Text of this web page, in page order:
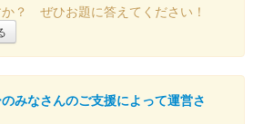
前橋百貨リニューアルオープン記念限
？ ぜひお題に答えてください！
みなさんのご支援によって運営さ